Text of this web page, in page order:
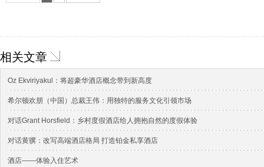
相关文章
Oz Ekviriyakul：将超豪华酒店概念带到新高度
希尔顿欢朋（中国）总裁王伟：用独特的服务文化引领市场
对话Grant Horsfield：乡村度假酒店给人拥抱自然的度假体验
对话黄骥：改写高端酒店格局 打造铂金私享酒店
酒店——体验入住艺术